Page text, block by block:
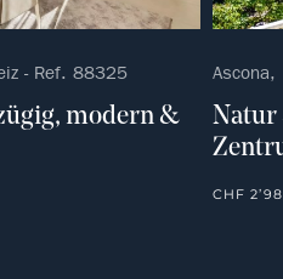
- Ref. 88325
modern &
Ascona,
Natur
CHF